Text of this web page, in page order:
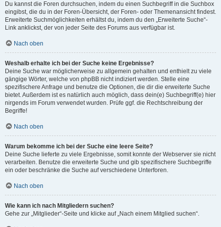
Du kannst die Foren durchsuchen, indem du einen Suchbegriff in die Suchbox
eingibst, die du in der Foren-Übersicht, der Foren- oder Themenansicht findest.
Erweiterte Suchmöglichkeiten erhältst du, indem du den „Erweiterte Suche“-
Link anklickst, der von jeder Seite des Forums aus verfügbar ist.
Nach oben
Weshalb erhalte ich bei der Suche keine Ergebnisse?
Deine Suche war möglicherweise zu allgemein gehalten und enthielt zu viele
gängige Wörter, welche von phpBB nicht indiziert werden. Stelle eine
spezifischere Anfrage und benutze die Optionen, die dir die erweiterte Suche
bietet. Außerdem ist es natürlich auch möglich, dass dein(e) Suchbegriff(e) hier
nirgends im Forum verwendet wurden. Prüfe ggf. die Rechtschreibung der
Begriffe!
Nach oben
Warum bekomme ich bei der Suche eine leere Seite?
Deine Suche lieferte zu viele Ergebnisse, somit konnte der Webserver sie nicht
verarbeiten. Benutze die erweiterte Suche und gib spezifischere Suchbegriffe
ein oder beschränke die Suche auf verschiedene Unterforen.
Nach oben
Wie kann ich nach Mitgliedern suchen?
Gehe zur „Mitglieder“-Seite und klicke auf „Nach einem Mitglied suchen“.